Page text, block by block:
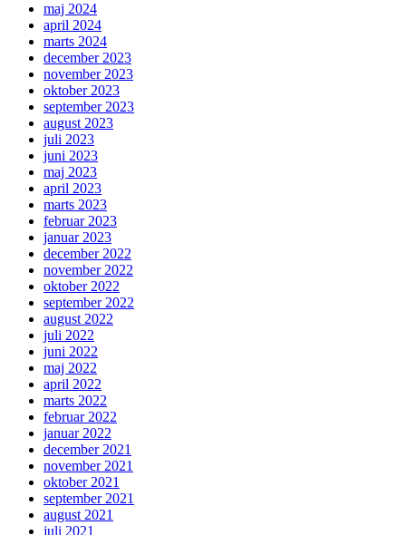
maj 2024
april 2024
marts 2024
december 2023
november 2023
oktober 2023
september 2023
august 2023
juli 2023
juni 2023
maj 2023
april 2023
marts 2023
februar 2023
januar 2023
december 2022
november 2022
oktober 2022
september 2022
august 2022
juli 2022
juni 2022
maj 2022
april 2022
marts 2022
februar 2022
januar 2022
december 2021
november 2021
oktober 2021
september 2021
august 2021
juli 2021